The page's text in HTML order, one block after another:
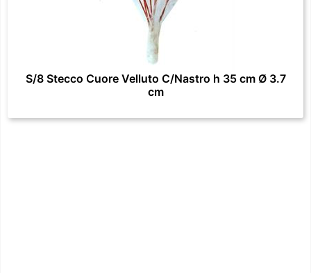
S/8 Stecco Cuore Velluto C/Nastro h 35 cm Ø 3.7
cm